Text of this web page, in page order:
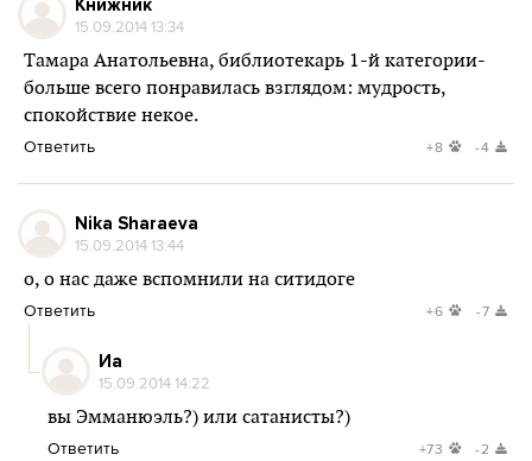
Книжник
15.09.2014 13:34
Тамара Анатольевна, библиотекарь 1-й категории-
больше всего понравилась взглядом: мудрость,
спокойствие некое.
Ответить +8 -4
Nika Sharaeva
15.09.2014 13:44
о, о нас даже вспомнили на ситидоге
Ответить +6 -7
Иа
15.09.2014 14:22
вы Эмманюэль?) или сатанисты?)
Ответить +73 -2